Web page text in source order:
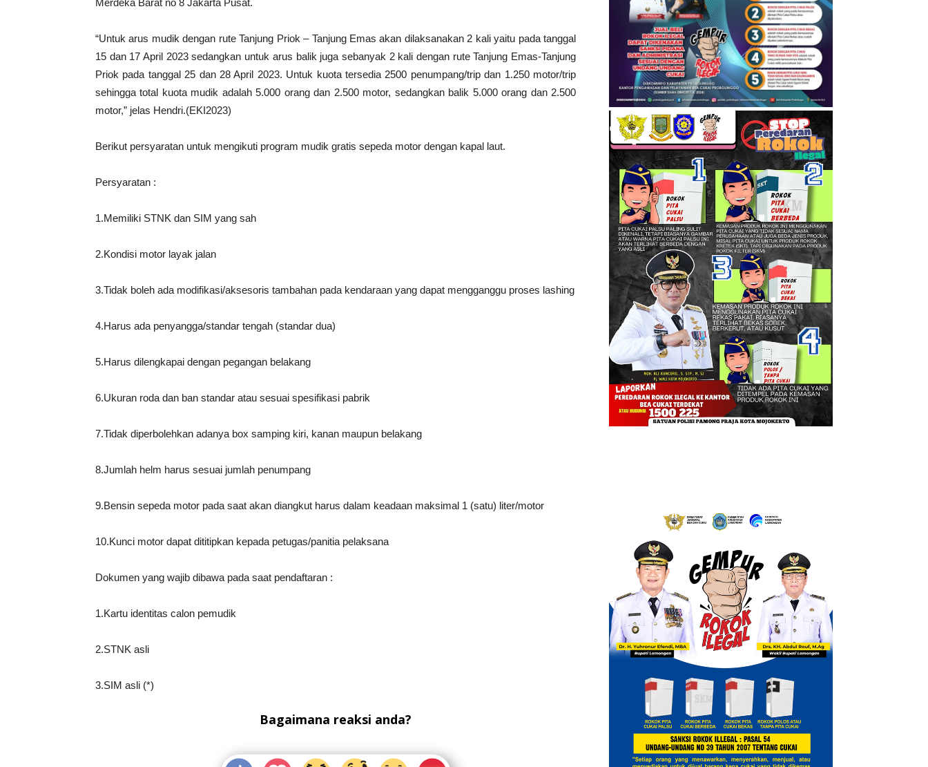
“Untuk arus mudik dengan rute Tanjung Priok – Tanjung Emas akan dilaksanakan 2 kali yaitu pada tanggal
15 dan 17 April 2023 sedangkan untuk arus balik juga sebanyak 2 kali dengan rute Tanjung Emas-Tanjung
Priok pada tanggal 25 dan 28 April 2023. Untuk kuota tersedia 2500 penumpang/trip dan 1.250 motor/trip
sehingga total kuota mudik adalah 5.000 orang dan 2.500 motor, sedangkan balik 5.000 orang dan 2.500
motor,” jelas Hendri.(EKI2023)
Berikut persyaratan untuk mengikuti program mudik gratis sepeda motor dengan kapal laut.
Persyaratan :
1.Memiliki STNK dan SIM yang sah
2.Kondisi motor layak jalan
3.Tidak boleh ada modifikasi/aksesoris tambahan pada kendaraan yang dapat mengganggu proses lashing
4.Harus ada penyangga/standar tengah (standar dua)
5.Harus dilengkapai dengan pegangan belakang
6.Ukuran roda dan ban standar atau sesuai spesifikasi pabrik
7.Tidak diperbolehkan adanya box samping kiri, kanan maupun belakang
8.Jumlah helm harus sesuai jumlah penumpang
9.Bensin sepeda motor pada saat akan diangkut harus dalam keadaan maksimal 1 (satu) liter/motor
10.Kunci motor dapat dititipkan kepada petugas/panitia pelaksana
Dokumen yang wajib dibawa pada saat pendaftaran :
1.Kartu identitas calon pemudik
2.STNK asli
3.SIM asli (*)
Bagaimana reaksi anda?